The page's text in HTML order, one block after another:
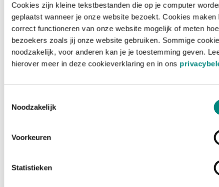
Cookies zijn kleine tekstbestanden die op je computer
geplaatst wanneer je onze website bezoekt. Cookies maken
correct functioneren van onze website mogelijk of meten hoe
bezoekers zoals jij onze website gebruiken. Sommige
noodzakelijk, voor anderen kan je je toestemming geven.
hierover meer in deze cookieverklaring en in ons
Noodzakelijk
Voorkeuren
Statistieken